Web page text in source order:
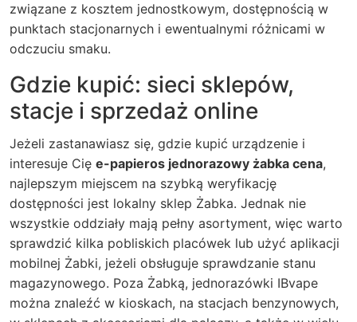
związane z kosztem jednostkowym, dostępnością w
punktach stacjonarnych i ewentualnymi różnicami w
odczuciu smaku.
Gdzie kupić: sieci sklepów,
stacje i sprzedaż online
Jeżeli zastanawiasz się, gdzie kupić urządzenie i
interesuje Cię e-papieros jednorazowy żabka cena,
najlepszym miejscem na szybką weryfikację
dostępności jest lokalny sklep Żabka. Jednak nie
wszystkie oddziały mają pełny asortyment, więc warto
sprawdzić kilka pobliskich placówek lub użyć aplikacji
mobilnej Żabki, jeżeli obsługuje sprawdzanie stanu
magazynowego. Poza Żabką, jednorazówki IBvape
można znaleźć w kioskach, na stacjach benzynowych,